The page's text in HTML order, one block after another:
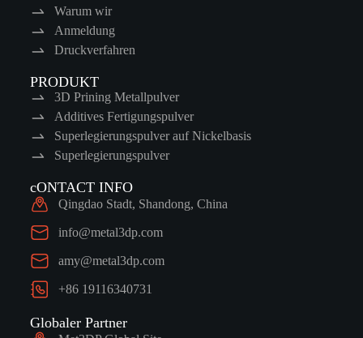
Warum wir
Anmeldung
Druckverfahren
PRODUKT
3D Prining Metallpulver
Additives Fertigungspulver
Superlegierungspulver auf Nickelbasis
Superlegierungspulver
cONTACT INFO
Qingdao Stadt, Shandong, China
info@metal3dp.com
amy@metal3dp.com
+86 19116340731
Globaler Partner